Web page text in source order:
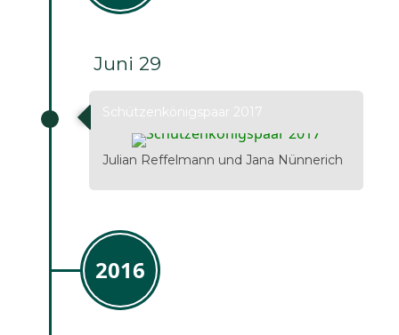
Juni 29
Schützenkönigspaar 2017
Julian Reffelmann und Jana Nünnerich
2016